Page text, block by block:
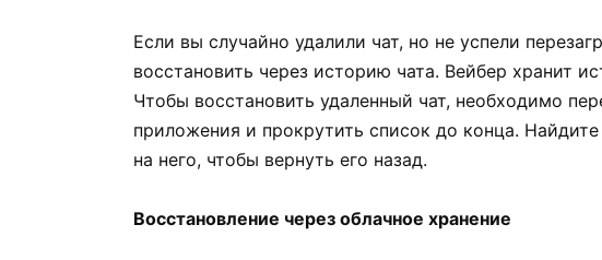
Если вы случайно удалили чат, но не успели
восстановить через историю чата. Вейбер хранит
Чтобы восстановить удаленный чат, необходимо
приложения и прокрутить список до конца.
на него, чтобы вернуть его назад.
Восстановление через облачное хранение